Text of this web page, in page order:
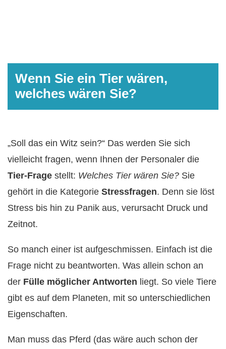
Wenn Sie ein Tier wären,
welches wären Sie?
„Soll das ein Witz sein?“ Das werden Sie sich
vielleicht fragen, wenn Ihnen der Personaler die
Tier-Frage stellt: Welches Tier wären Sie? Sie
gehört in die Kategorie Stressfragen. Denn sie löst
Stress bis hin zu Panik aus, verursacht Druck und
Zeitnot.
So manch einer ist aufgeschmissen. Einfach ist die
Frage nicht zu beantworten. Was allein schon an
der Fülle möglicher Antworten liegt. So viele Tiere
gibt es auf dem Planeten, mit so unterschiedlichen
Eigenschaften.
Man muss das Pferd (das wäre auch schon der